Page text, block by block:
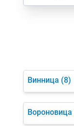
Винница (8)
Вороновица